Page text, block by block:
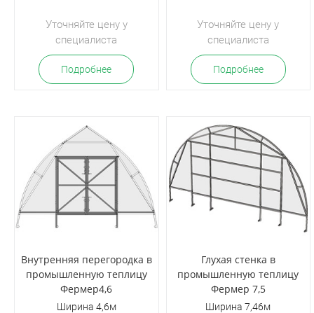
Уточняйте цену у
специалиста
Подробнее
Уточняйте цену у
специалиста
Подробнее
Внутренняя перегородка в
промышленную теплицу
Фермер4,6
Ширина 4,6м
Глухая стенка в
промышленную теплицу
Фермер 7,5
Ширина 7,46м